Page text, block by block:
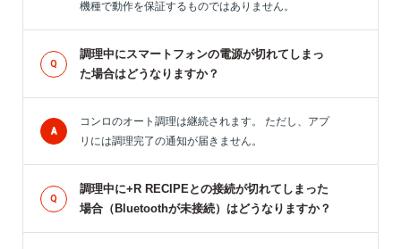
機種で動作を保証するものではありません。
調理中にスマートフォンの電源が切れてしまっ
た場合はどうなりますか？
コンロのオート調理は継続されます。 ただし、アプ
リには調理完了の通知が届きません。
調理中に+R RECIPEとの接続が切れてしまった
場合（Bluetoothが未接続）はどうなりますか？